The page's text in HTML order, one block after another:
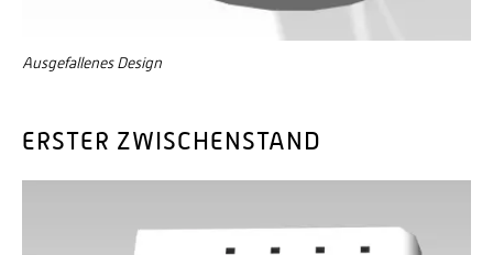
Ausgefallenes Design
ERSTER ZWISCHENSTAND